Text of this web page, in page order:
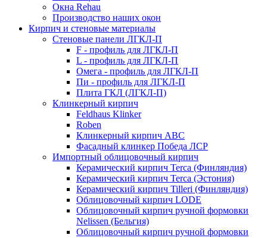
Окна Rehau
Производство наших окон
Кирпич и стеновые материалы
Стеновые панели ЛГКЛ-П
F - профиль для ЛГКЛ-П
L - профиль для ЛГКЛ-П
Омега - профиль для ЛГКЛ-П
Пи - профиль для ЛГКЛ-П
Плита ГКЛ (ЛГКЛ-П)
Клинкерный кирпич
Feldhaus Klinker
Roben
Клинкерный кирпич ABC
Фасадный клинкер Победа ЛСР
Импортный облицовочный кирпич
Керамический кирпич Terca (Финляндия)
Керамический кирпич Terca (Эстония)
Керамический кирпич Tilleri (Финляндия)
Облицовочный кирпич LODE
Облицовочный кирпич ручной формовки
Nelissen (Бельгия)
Облицовочный кирпич ручной формовки